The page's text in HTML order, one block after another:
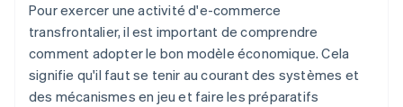
Pour exercer une activité d'e-commerce
transfrontalier, il est important de comprendre
comment adopter le bon modèle économique. Cela
signifie qu'il faut se tenir au courant des systèmes et
des mécanismes en jeu et faire les préparatifs